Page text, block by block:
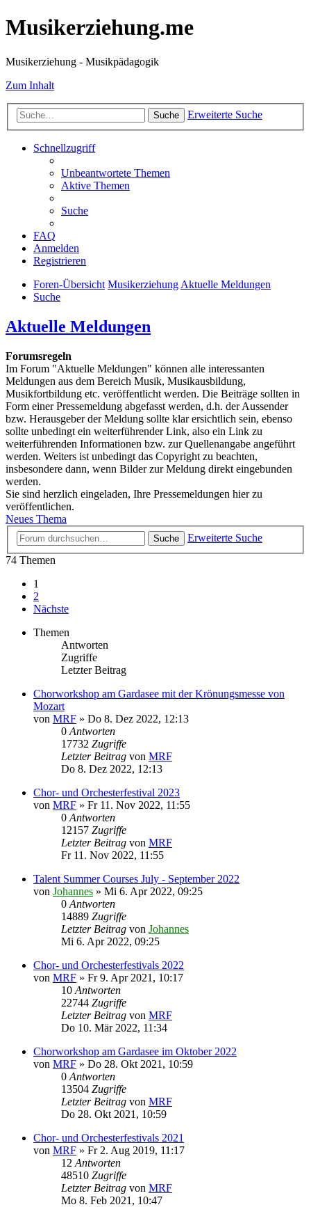
Musikerziehung.me
Musikerziehung - Musikpädagogik
Zum Inhalt
Suche Erweiterte Suche
Schnellzugriff
Unbeantwortete Themen
Aktive Themen
Suche
FAQ
Anmelden
Registrieren
Foren-Übersicht MusikerziehungAktuelle Meldungen
Suche
Aktuelle Meldungen
Forumsregeln
Im Forum "Aktuelle Meldungen" können alle interessanten
Meldungen aus dem Bereich Musik, Musikausbildung,
Musikfortbildung etc. veröffentlicht werden. Die Beiträge sollten in
Form einer Pressemeldung abgefasst werden, d.h. der Aussender
bzw. Herausgeber der Meldung sollte klar ersichtlich sein, ebenso
sollte unbedingt ein weiterführender Link, also ein Link zu
weiterführenden Informationen bzw. zur Quellenangabe angeführt
werden. Weiters ist unbedingt das Copyright zu beachten,
insbesondere dann, wenn Bilder zur Meldung direkt eingebunden
werden.
Sie sind herzlich eingeladen, Ihre Pressemeldungen hier zu
veröffentlichen.
Neues Thema
Suche
Erweiterte Suche
74 Themen
1
2
Nächste
Themen
Antworten
Zugriffe
Letzter Beitrag
Chorworkshop am Gardasee mit der Krönungsmesse von
Mozart
von MRF » Do 8. Dez 2022, 12:13
0 Antworten
17732 Zugriffe
Letzter Beitrag von MRF
Do 8. Dez 2022, 12:13
Chor- und Orchesterfestival 2023
von MRF » Fr 11. Nov 2022, 11:55
0 Antworten
12157 Zugriffe
Letzter Beitrag von MRF
Fr 11. Nov 2022, 11:55
Talent Summer Courses July - September 2022
von Johannes » Mi 6. Apr 2022, 09:25
0 Antworten
14889 Zugriffe
Letzter Beitrag von Johannes
Mi 6. Apr 2022, 09:25
Chor- und Orchesterfestivals 2022
von MRF » Fr 9. Apr 2021, 10:17
10 Antworten
22744 Zugriffe
Letzter Beitrag von MRF
Do 10. Mär 2022, 11:34
Chorworkshop am Gardasee im Oktober 2022
von MRF » Do 28. Okt 2021, 10:59
0 Antworten
13504 Zugriffe
Letzter Beitrag von MRF
Do 28. Okt 2021, 10:59
Chor- und Orchesterfestivals 2021
von MRF » Fr 2. Aug 2019, 11:17
12 Antworten
48510 Zugriffe
Letzter Beitrag von MRF
Mo 8. Feb 2021, 10:47